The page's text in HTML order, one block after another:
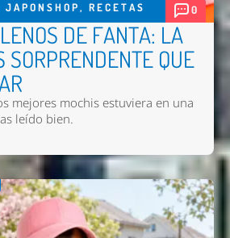
JAPONSHOP, RECETAS 0
DE FANTA: LA
SORPRENDENTE QUE
mejores mochis estuviera en una
leído bien.